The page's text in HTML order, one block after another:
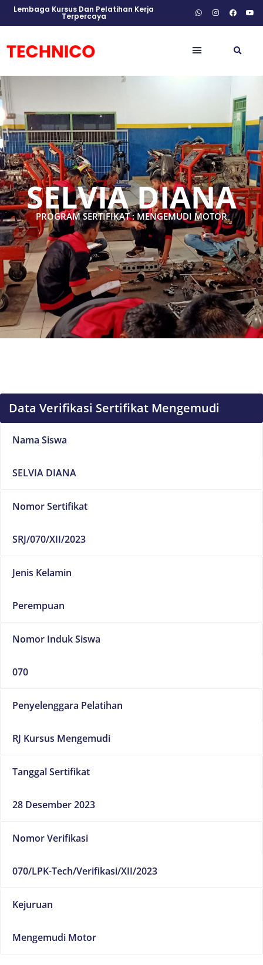
Lembaga Kursus Dan Pelatihan Kerja
Terpercaya
SELVIA DIANA
PROGRAM SERTIFIKAT : MENGEMUDI MOTOR
Data Verifikasi Sertifikat Mengemudi
Nama Siswa
SELVIA DIANA
Nomor Sertifikat
SRJ/070/XII/2023
Jenis Kelamin
Perempuan
Nomor Induk Siswa
070
Penyelenggara Pelatihan
RJ Kursus Mengemudi
Tanggal Sertifikat
28 Desember 2023
Nomor Verifikasi
070/LPK-Tech/Verifikasi/XII/2023
Kejuruan
Mengemudi Motor